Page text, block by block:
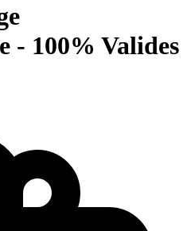
- 100% Valides